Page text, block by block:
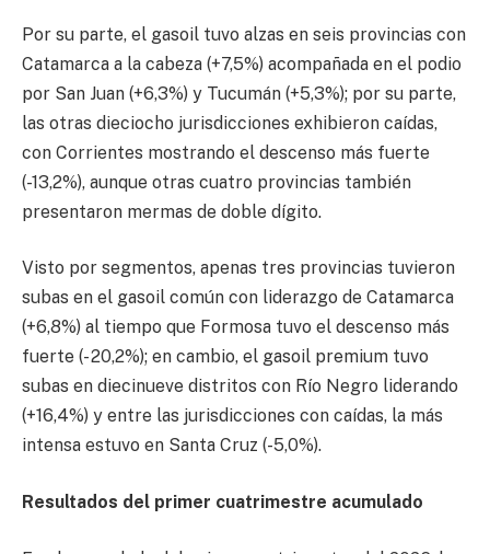
Por su parte, el gasoil tuvo alzas en seis provincias con
Catamarca a la cabeza (+7,5%) acompañada en el podio
por San Juan (+6,3%) y Tucumán (+5,3%); por su parte,
las otras dieciocho jurisdicciones exhibieron caídas,
con Corrientes mostrando el descenso más fuerte
(-13,2%), aunque otras cuatro provincias también
presentaron mermas de doble dígito.
Visto por segmentos, apenas tres provincias tuvieron
subas en el gasoil común con liderazgo de Catamarca
(+6,8%) al tiempo que Formosa tuvo el descenso más
fuerte (- 20,2%); en cambio, el gasoil premium tuvo
subas en diecinueve distritos con Río Negro liderando
(+16,4%) y entre las jurisdicciones con caídas, la más
intensa estuvo en Santa Cruz (-5,0%).
Resultados del primer cuatrimestre acumulado